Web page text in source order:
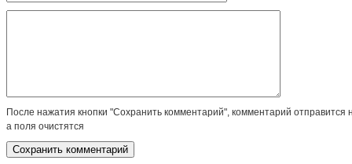
После нажатия кнопки "Сохранить комментарий", комментарий отправится
а поля очистятся